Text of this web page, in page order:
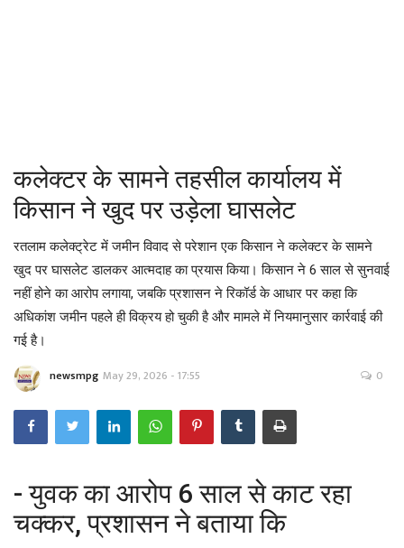
कलेक्टर के सामने तहसील कार्यालय में
किसान ने खुद पर उड़ेला घासलेट
रतलाम कलेक्ट्रेट में जमीन विवाद से परेशान एक किसान ने कलेक्टर के सामने
खुद पर घासलेट डालकर आत्मदाह का प्रयास किया। किसान ने 6 साल से सुनवाई
नहीं होने का आरोप लगाया, जबकि प्रशासन ने रिकॉर्ड के आधार पर कहा कि
अधिकांश जमीन पहले ही विक्रय हो चुकी है और मामले में नियमानुसार कार्रवाई की
गई है।
newsmpg May 29, 2026 - 17:55 0
- युवक का आरोप 6 साल से काट रहा
चक्कर, प्रशासन ने बताया कि